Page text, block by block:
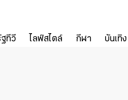
ฐทีวี ไลฟ์สไตล์ กีฬา บันเทิง